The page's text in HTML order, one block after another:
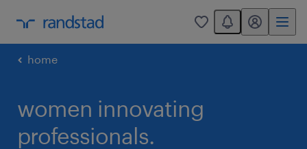
0
You have 0
mitt randstad
home
women innovating
professionals.